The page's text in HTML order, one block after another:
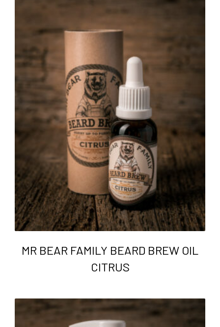
MR BEAR FAMILY BEARD BREW OIL
CITRUS